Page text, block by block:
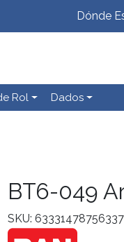
Dónde
Rol Dados
BT6-049
SKU: 63331478756337